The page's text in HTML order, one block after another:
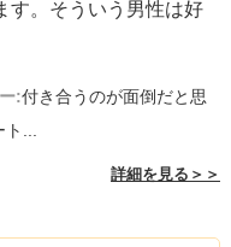
す。そういう男性は好
:付き合うのが面倒だと思
ト...
詳細を見る＞＞